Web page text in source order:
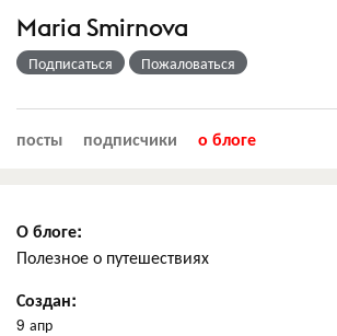
Maria Smirnova
Подписаться Пожаловаться
посты подписчики о блоге
О блоге:
Полезное о путешествиях
Создан:
9 апр